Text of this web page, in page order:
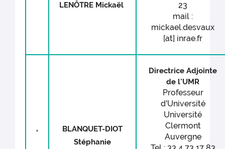
LENÔTRE Mickaël
23
mail :
mickael.desvaux
[at] inrae.fr
BLANQUET-DIOT
Stéphanie
Directrice Adjointe
de l'UMR
Professeur
d'Université
Université
Clermont
Auvergne